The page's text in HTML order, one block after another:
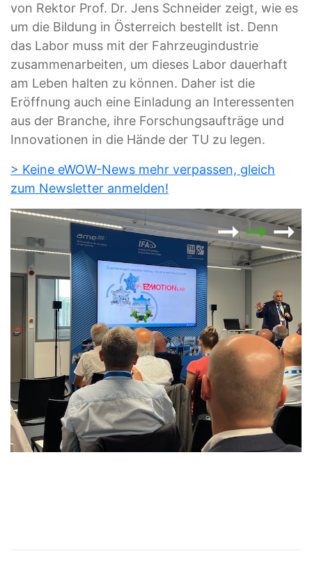
von Rektor Prof. Dr. Jens Schneider zeigt, wie es
um die Bildung in Österreich bestellt ist. Denn
das Labor muss mit der Fahrzeugindustrie
zusammenarbeiten, um dieses Labor dauerhaft
am Leben halten zu können. Daher ist die
Eröffnung auch eine Einladung an Interessenten
aus der Branche, ihre Forschungsaufträge und
Innovationen in die Hände der TU zu legen.
> Keine eWOW-News mehr verpassen, gleich
zum Newsletter anmelden!